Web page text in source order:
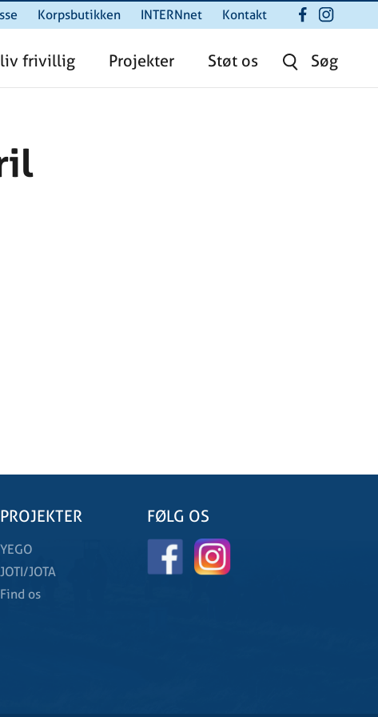
Korpsbutikken INTERNnet Kontakt
Søg
frivillig Projekter Støt os
PROJEKTER
YEGO
JOTI/JOTA
Find os
FØLG OS